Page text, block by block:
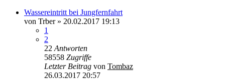
Wassereintritt bei Jungfernfahrt
von Trber» 20.02.2017 19:13
1
2
22 Antworten
58558 Zugriffe
Letzter Beitrag von Tombaz
26.03.2017 20:57